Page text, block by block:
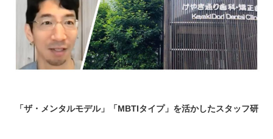
「ザ・メンタルモデル」「MBTIタイプ」を活かしたスタッフ研